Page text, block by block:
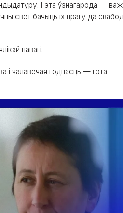
Гэта ўзнагарода —
свет бачыць іх прагу да
павагі.
і чалавечая годнасць — гэта